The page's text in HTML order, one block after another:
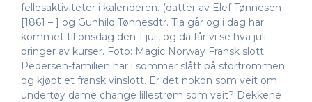
fellesaktiviteter i kalenderen. (datter av Elef Tønnesen
[1861 – ] og Gunhild Tønnesdtr. Tia går og i dag har
kommet til onsdag den 1 juli, og da får vi se hva juli
bringer av kurser. Foto: Magic Norway Fransk slott
Pedersen-familien har i sommer slått på stortrommen
og kjøpt et fransk vinslott. Er det nokon som veit om
undertøy dame change lillestrøm som veit? Dekkene